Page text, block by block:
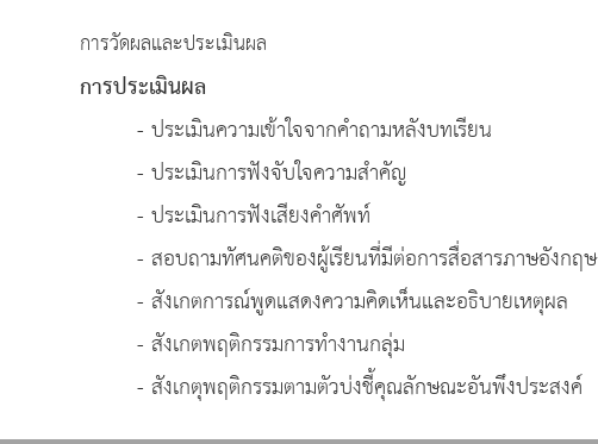
การวัดผลและประเมินผล
การประเมินผล
- ประเมินความเข้าใจจากคำถามหลังบทเรียน
- ประเมินการฟังจับใจความสำคัญ
- ประเมินการฟังเสียงคำศัพท์
- สอบถามทัศนคติของผู้เรียนที่มีต่อการสื่อสารภาษอังกฤษ
- สังเกตการณ์พูดแสดงความคิดเห็นและอธิบายเหตุผล
- สังเกตพฤติกรรมการทำงานกลุ่ม
- สังเกตุพฤติกรรมตามตัวบ่งชี้คุณลักษณะอันพึงประสงค์